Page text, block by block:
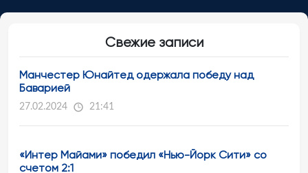
Свежие записи
Манчестер Юнайтед одержала победу над
Баварией
27.02.2024 21:41
«Интер Майами» победил «Нью-Йорк Сити» со
счетом 2:1